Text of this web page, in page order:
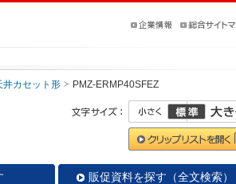
井カセット形 PMZ-ERMP40SFEZ
販促資料を探す（全文検索）